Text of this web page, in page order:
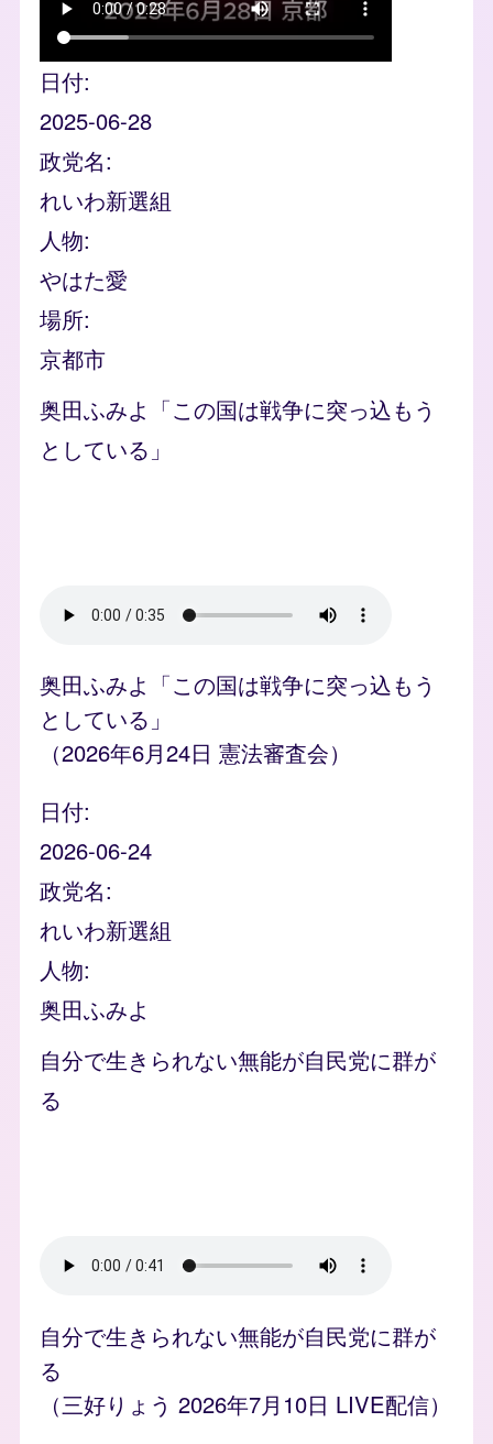
日付
2025-06-28
政党名
れいわ新選組
人物
やはた愛
場所
京都市
奥田ふみよ「この国は戦争に突っ込もう
としている」
奥田ふみよ「この国は戦争に突っ込もう
としている」
（2026年6月24日 憲法審査会）
日付
2026-06-24
政党名
れいわ新選組
人物
奥田ふみよ
自分で生きられない無能が自民党に群が
る
自分で生きられない無能が自民党に群が
る
（三好りょう 2026年7月10日 LIVE配信）